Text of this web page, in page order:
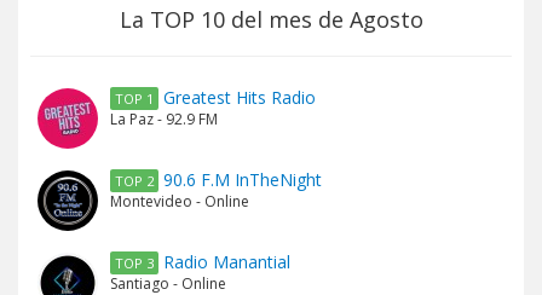
La TOP 10 del mes de Agosto
TOP 1 Greatest Hits Radio
La Paz - 92.9 FM
TOP 2 90.6 F.M InTheNight
Montevideo - Online
TOP 3 Radio Manantial
Santiago - Online